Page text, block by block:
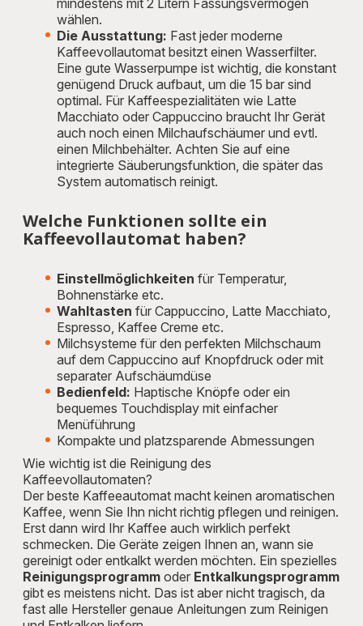
mindestens mit 2 Litern Fassungsvermögen
wählen.
Die Ausstattung: Fast jeder moderne
Kaffeevollautomat besitzt einen Wasserfilter.
Eine gute Wasserpumpe ist wichtig, die konstant
genügend Druck aufbaut, um die 15 bar sind
optimal. Für Kaffeespezialitäten wie Latte
Macchiato oder Cappuccino braucht Ihr Gerät
auch noch einen Milchaufschäumer und evtl.
einen Milchbehälter. Achten Sie auf eine
integrierte Säuberungsfunktion, die später das
System automatisch reinigt.
Welche Funktionen sollte ein
Kaffeevollautomat haben?
Einstellmöglichkeiten für Temperatur,
Bohnenstärke etc.
Wahltasten für Cappuccino, Latte Macchiato,
Espresso, Kaffee Creme etc.
Milchsysteme für den perfekten Milchschaum
auf dem Cappuccino auf Knopfdruck oder mit
separater Aufschäumdüse
Bedienfeld: Haptische Knöpfe oder ein
bequemes Touchdisplay mit einfacher
Menüführung
Kompakte und platzsparende Abmessungen
Wie wichtig ist die Reinigung des
Kaffeevollautomaten?
Der beste Kaffeeautomat macht keinen aromatischen
Kaffee, wenn Sie Ihn nicht richtig pflegen und reinigen.
Erst dann wird Ihr Kaffee auch wirklich perfekt
schmecken. Die Geräte zeigen Ihnen an, wann sie
gereinigt oder entkalkt werden möchten. Ein spezielles
Reinigungsprogramm oder Entkalkungsprogramm
gibt es meistens nicht. Das ist aber nicht tragisch, da
fast alle Hersteller genaue Anleitungen zum Reinigen